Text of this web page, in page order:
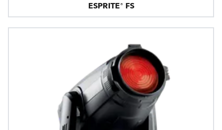
ESPRITE® FS